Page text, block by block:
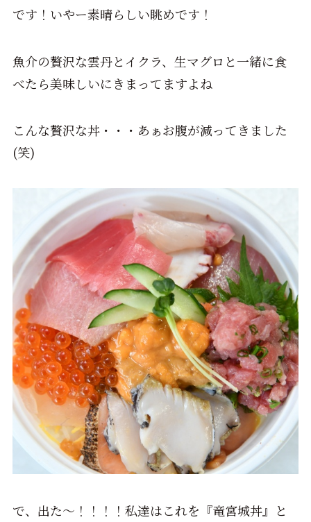
です！いやー素晴らしい眺めです！
魚介の贅沢な雲丹とイクラ、生マグロと一緒に食
べたら美味しいにきまってますよね
こんな贅沢な丼・・・あぁお腹が減ってきました
(笑)
で、出た～！！！！私達はこれを『竜宮城丼』と